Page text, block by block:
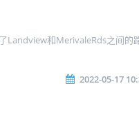
Landview和MerivaleRds之间的
2022-05-17